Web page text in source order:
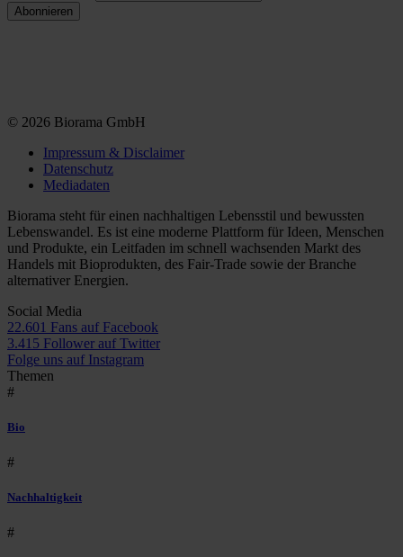
© 2026 Biorama GmbH
Impressum & Disclaimer
Datenschutz
Mediadaten
Biorama steht für einen nachhaltigen Lebensstil und bewussten
Lebenswandel. Es ist eine moderne Plattform für Ideen, Menschen
und Produkte, ein Leitfaden im schnell wachsenden Markt des
Handels mit Bioprodukten, des Fair-Trade sowie der Branche
alternativer Energien.
Social Media
22.601 Fans auf Facebook
3.415 Follower auf Twitter
Folge uns auf Instagram
Themen
#
Bio
#
Nachhaltigkeit
#